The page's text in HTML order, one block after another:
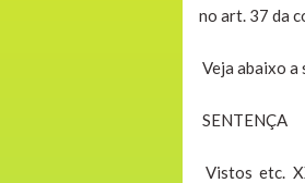
no art. 37 da
Veja abaixo a
SENTENÇA
Vistos etc.